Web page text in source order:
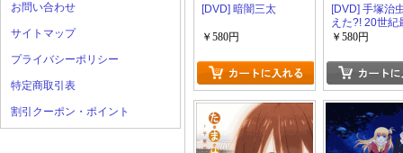
お問い合わせ
サイトマップ
プライバシーポリシー
特定商取引表
割引クーポン・ポイント
[DVD] 暗闇三太
￥580円
[DVD] 手塚治
えた?! 20世紀
怪事件
￥580円